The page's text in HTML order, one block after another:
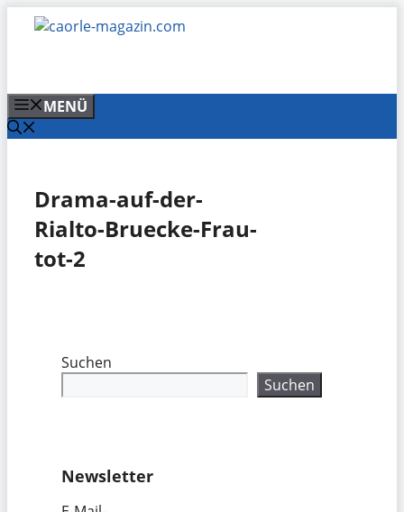
Zum
Inhalt
MENÜ
Drama-auf-der-
Rialto-Bruecke-Frau-
tot-2
Suchen
Suchen
Newsletter